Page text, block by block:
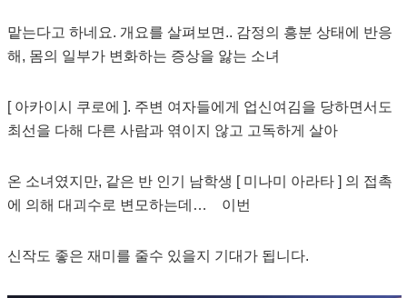
맡는다고 하네요. 개요를 살펴보면.. 감정의 흥분 상태에 반응
해, 몸의 일부가 변화하는 증상을 앓는 소녀
[ 아카이시 쿠로에 ]. 주변 여자들에게 업신여김을 당하면서도
최선을 다해 다른 사람과 엮이지 않고 고독하게 살아
온 소녀였지만, 같은 반 인기 남학생 [ 미나미 아라타 ] 의 접촉
에 의해 대괴수로 변모하는데… 이번
신작도 좋은 재미를 줄수 있을지 기대가 됩니다.